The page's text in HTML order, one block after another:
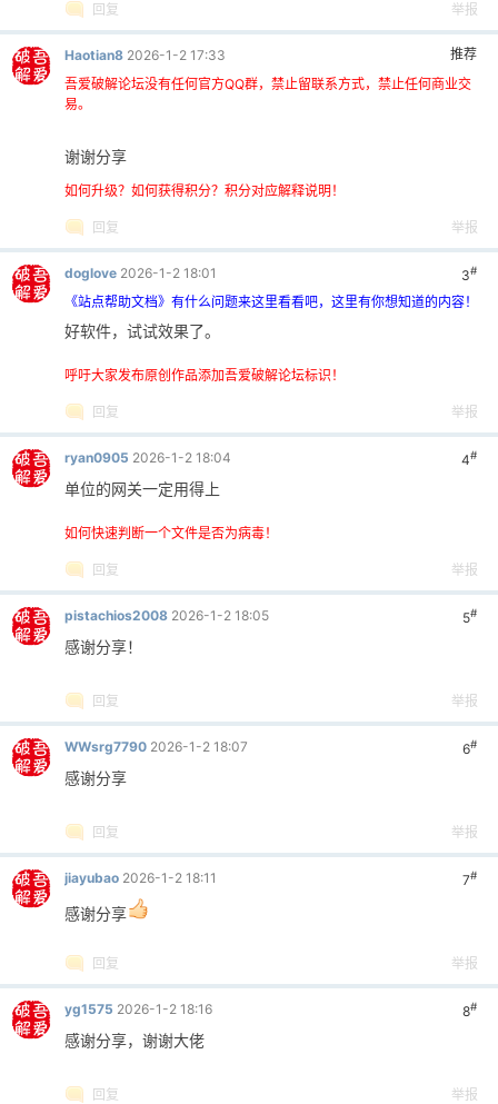
回复 举报
推荐
Haotian8 2026-1-2 17:33
吾爱破解论坛没有任何官方QQ群，禁止留联系方式，禁止任何商业交
易。
谢谢分享
如何升级？如何获得积分？积分对应解释说明！
回复 举报
3#
doglove 2026-1-2 18:01
《站点帮助文档》有什么问题来这里看看吧，这里有你想知道的内容！
好软件，试试效果了。
呼吁大家发布原创作品添加吾爱破解论坛标识！
回复 举报
4#
ryan0905 2026-1-2 18:04
单位的网关一定用得上
如何快速判断一个文件是否为病毒！
回复 举报
5#
pistachios2008 2026-1-2 18:05
感谢分享！
回复 举报
6#
WWsrg7790 2026-1-2 18:07
感谢分享
回复 举报
7#
jiayubao 2026-1-2 18:11
感谢分享
回复 举报
8#
yg1575 2026-1-2 18:16
感谢分享，谢谢大佬
回复 举报